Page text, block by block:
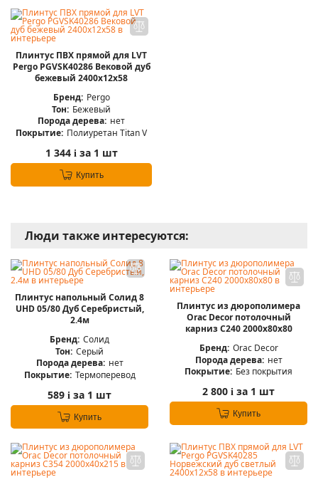
Плинтус ПВХ прямой для LVT
Pergo PGVSK40286 Вековой дуб
бежевый 2400х12х58
Бренд: Pergo
Тон: Бежевый
Порода дерева: нет
Покрытие: Полиуретан Titan V
1 344 iза 1 шт
Купить
Люди также интересуются:
Плинтус напольный Солид 8
UHD 05/80 Дуб Серебристый,
2.4м
Бренд: Солид
Тон: Серый
Порода дерева: нет
Покрытие: Термоперевод
589 i за 1 шт
Купить
Плинтус из дюрополимера
Orac Decor потолочный
карниз C240 2000x80x80
Бренд: Orac Decor
Порода дерева: нет
Покрытие: Без покрытия
2 800 i за 1 шт
Купить